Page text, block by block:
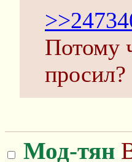
Потому
просил?
Мод-тян